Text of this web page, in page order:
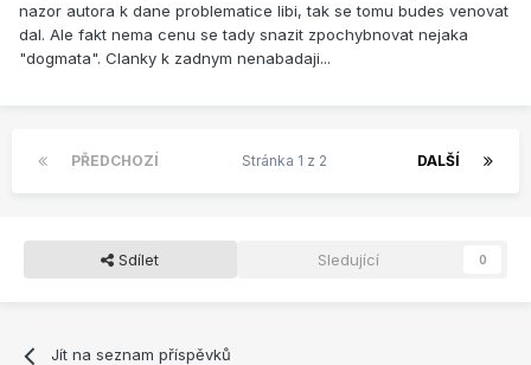
nazor autora k dane problematice libi, tak se tomu budes venovat
dal. Ale fakt nema cenu se tady snazit zpochybnovat nejaka
"dogmata". Clanky k zadnym nenabadaji...
PŘEDCHOZÍ DALŠÍ
Stránka 1 z 2
Sdílet Sledující 0
Jít na seznam příspěvků